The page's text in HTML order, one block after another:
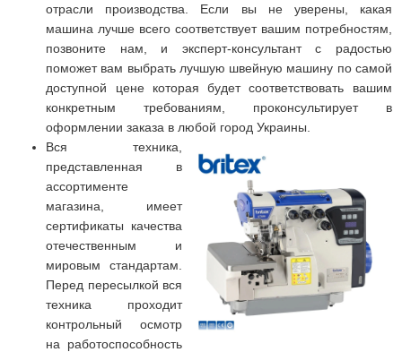
отрасли производства. Если вы не уверены, какая
машина лучше всего соответствует вашим потребностям,
позвоните нам, и эксперт-консультант с радостью
поможет вам выбрать лучшую швейную машину по самой
доступной цене которая будет соответствовать вашим
конкретным требованиям, проконсультирует в
оформлении заказа в любой город Украины.
Вся техника,
представленная в
ассортименте
магазина, имеет
сертификаты качества
отечественным и
мировым стандартам.
Перед пересылкой вся
техника проходит
контрольный осмотр
на работоспособность